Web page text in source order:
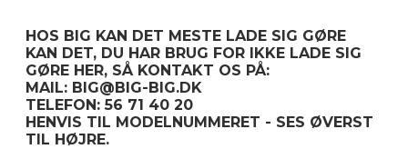
HOS BIG KAN DET MESTE LADE SIG GØRE
KAN DET, DU HAR BRUG FOR IKKE LADE SIG
GØRE HER, SÅ KONTAKT OS PÅ:
MAIL: BIG@BIG-BIG.DK
TELEFON: 56 71 40 20
HENVIS TIL MODELNUMMERET - SES ØVERST
TIL HØJRE.